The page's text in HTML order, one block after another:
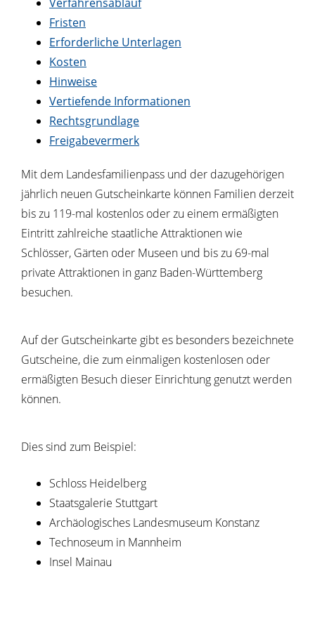
Fristen
Erforderliche Unterlagen
Kosten
Hinweise
Vertiefende Informationen
Rechtsgrundlage
Freigabevermerk
Mit dem Landesfamilienpass und der dazugehörigen
jährlich neuen Gutscheinkarte können Familien derzeit
bis zu 119-mal kostenlos oder zu einem ermäßigten
Eintritt zahlreiche staatliche Attraktionen wie
Schlösser, Gärten oder Museen und bis zu 69-mal
private Attraktionen in ganz Baden-Württemberg
besuchen.
Auf der Gutscheinkarte gibt es besonders bezeichnete
Gutscheine, die zum einmaligen kostenlosen oder
ermäßigten Besuch dieser Einrichtung genutzt werden
können.
Dies sind zum Beispiel:
Schloss Heidelberg
Staatsgalerie Stuttgart
Archäologisches Landesmuseum Konstanz
Technoseum in Mannheim
Insel Mainau